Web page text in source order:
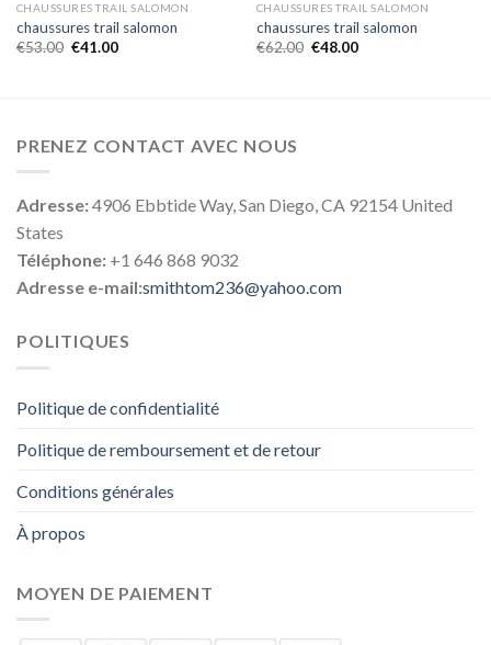
CHAUSSURES TRAIL SALOMON
chaussures trail salomon
€53.00 €41.00
CHAUSSURES TRAIL SALOMON
chaussures trail salomon
€62.00 €48.00
PRENEZ CONTACT AVEC NOUS
Adresse:4906 Ebbtide Way, San Diego, CA 92154 United
States
Téléphone: +1 646 868 9032
Adresse e-mail:smithtom236@yahoo.com
POLITIQUES
Politique de confidentialité
Politique de remboursement et de retour
Conditions générales
À propos
MOYEN DE PAIEMENT